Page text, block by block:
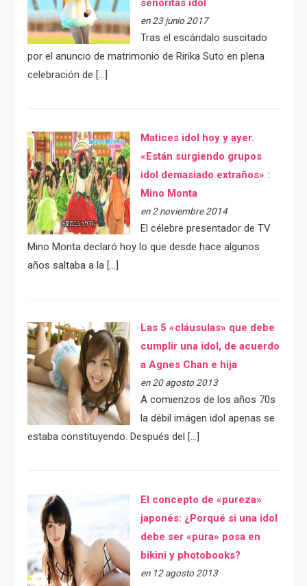
señoritas idol
en 23 junio 2017
Tras el escándalo suscitado
por el anuncio de matrimonio de Ririka Suto en plena
celebración de […]
Matices idol hoy y ayer.
«Están surgiendo grupos
idol demasiado extraños» :
Mino Monta
en 2 noviembre 2014
El célebre presentador de TV
Mino Monta declaró hoy lo que desde hace algunos
años saltaba a la […]
Las 5 «cláusulas» que debe
cumplir una idol, de acuerdo
a Agnes Chan e hija
en 20 agosto 2013
A comienzos de los años 70s
la débil imágen idol apenas se
estaba constituyendo. Después del […]
El concepto de «pureza»
japonés: ¿Porqué si una idol
debe ser «pura» posa en
bikini y photobooks?
en 12 agosto 2013